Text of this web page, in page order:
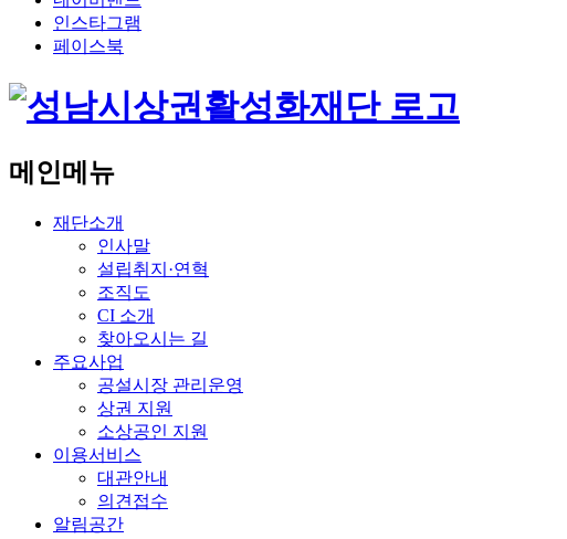
인스타그램
페이스북
메인메뉴
재단소개
인사말
설립취지·연혁
조직도
CI 소개
찾아오시는 길
주요사업
공설시장 관리운영
상권 지원
소상공인 지원
이용서비스
대관안내
의견접수
알림공간